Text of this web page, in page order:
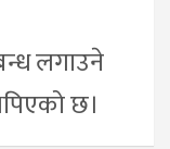
लगाउने
छ।